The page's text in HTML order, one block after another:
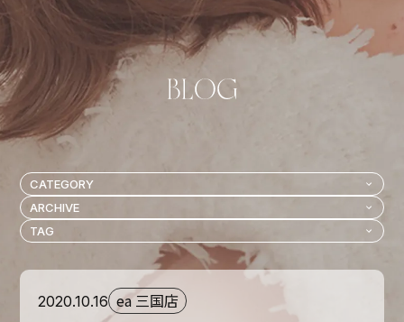
2020.10.16 ea 三国店